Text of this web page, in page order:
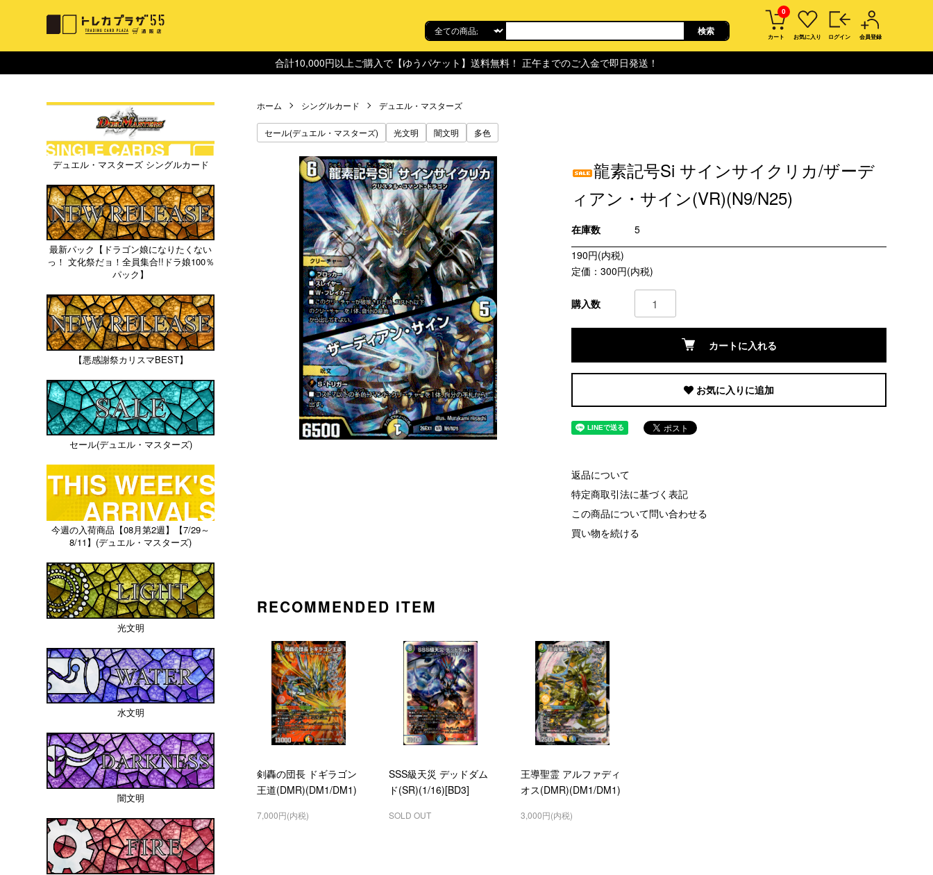
0
カート お気に入り ログイン 会員登録
合計10,000円以上ご購入で【ゆうパケット】送料無料！ 正午までのご入金で即日発送！
ホーム シングルカード デュエル・マスターズ
セール(デュエル・マスターズ) 光文明 闇文明 多色
龍素記号Si サインサイクリカ/ザーデ
ィアン・サイン(VR)(N9/N25)
在庫数
5
190円(内税)
定価：300円(内税)
購入数
カートに入れる
お気に入りに追加
返品について
特定商取引法に基づく表記
この商品について問い合わせる
買い物を続ける
RECOMMENDED ITEM
剣轟の団長 ドギラゴン
王道(DMR)(DM1/DM1)
7,000円(内税)
SSS級天災 デッドダム
ド(SR)(1/16)[BD3]
SOLD OUT
王導聖霊 アルファディ
オス(DMR)(DM1/DM1)
3,000円(内税)
デュエル・マスターズ シングルカード
最新パック【ドラゴン娘になりたくない
っ！ 文化祭だョ！全員集合!!ドラ娘100％
パック】
【悪感謝祭カリスマBEST】
セール(デュエル・マスターズ)
今週の入荷商品【08月第2週】【7/29～
8/11】(デュエル・マスターズ)
光文明
水文明
闇文明